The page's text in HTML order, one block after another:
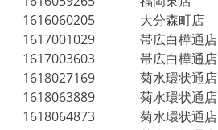
1616060205 大分森町店
1617001029 帯広白樺通店
1617003603 帯広白樺通店
1618027169 菊水環状通店
1618063889 菊水環状通店
1618064873 菊水環状通店